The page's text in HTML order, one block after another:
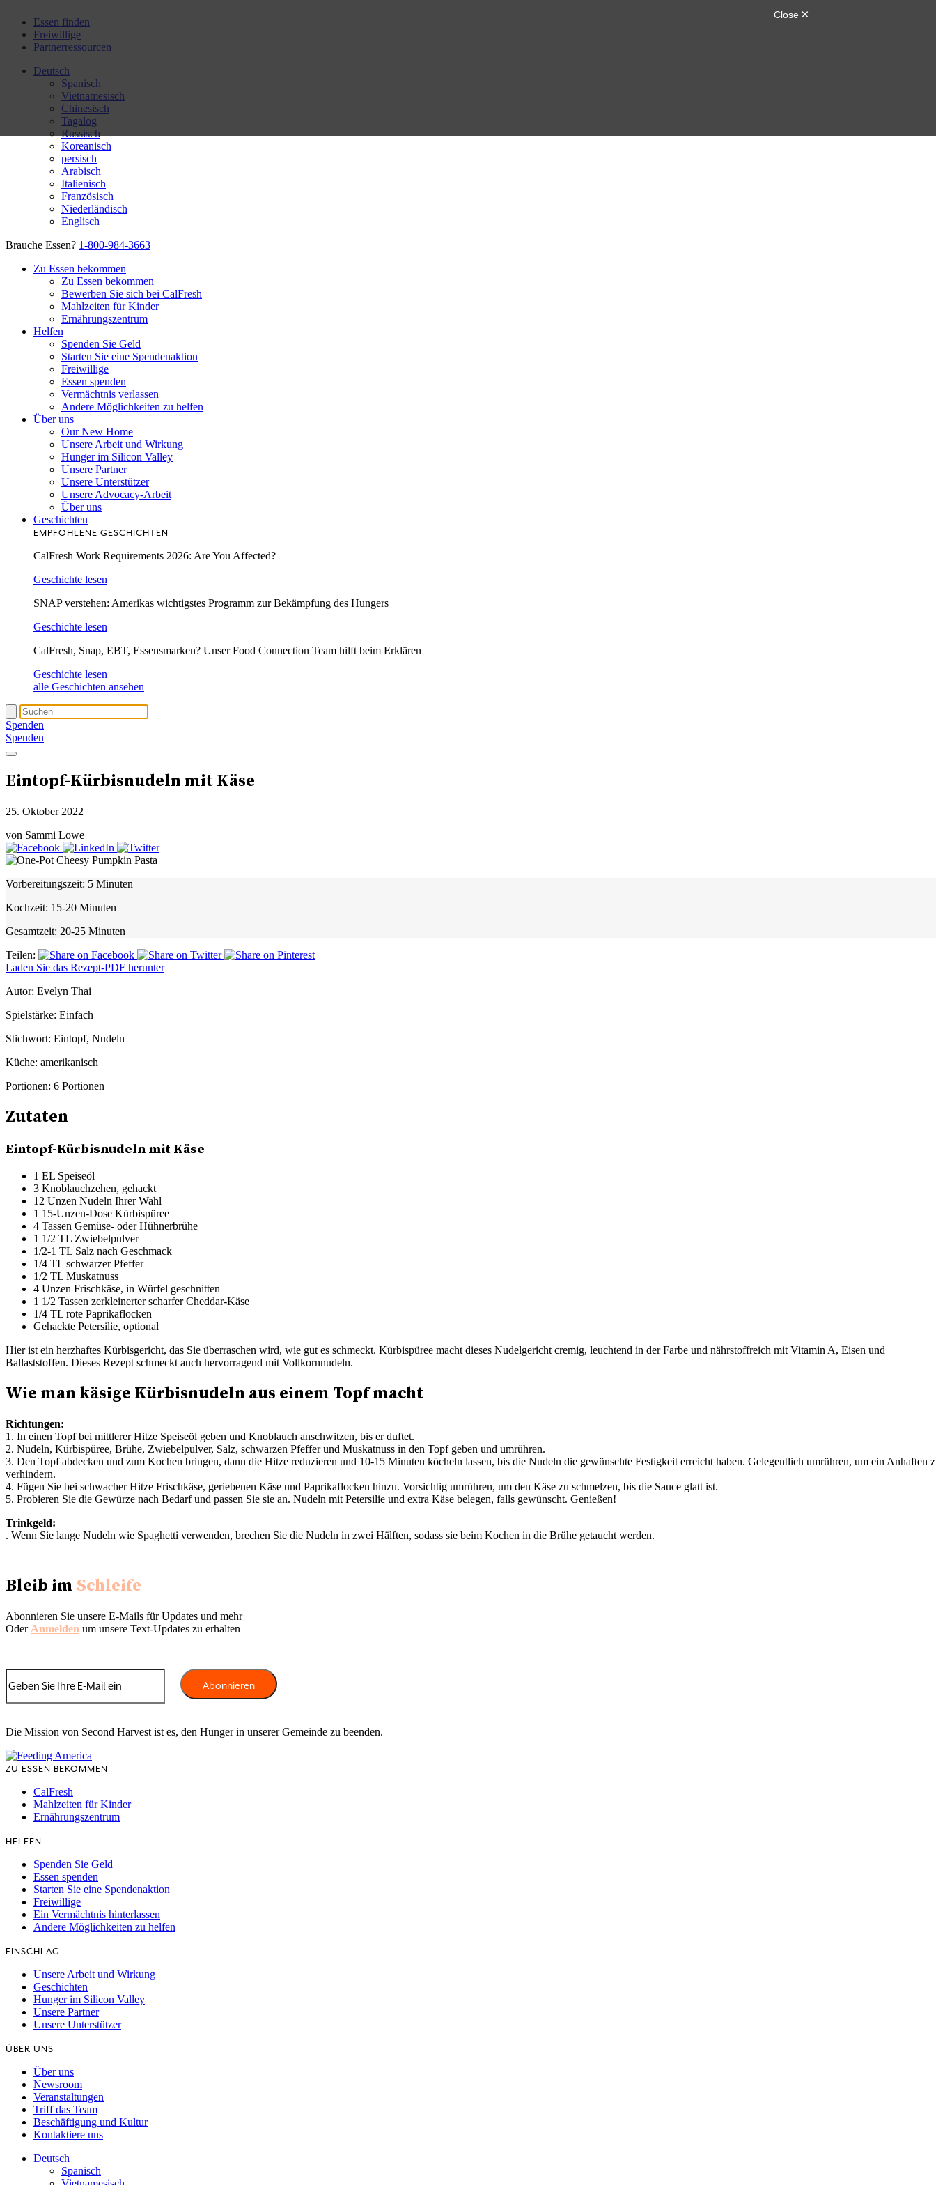
Essen finden
Freiwillige
Partnerressourcen
Deutsch
Spanisch
Vietnamesisch
Chinesisch
Tagalog
Russisch
Koreanisch
persisch
Arabisch
Italienisch
Französisch
Niederländisch
Englisch
Brauche Essen? 1-800-984-3663
Zu Essen bekommen
Zu Essen bekommen
Bewerben Sie sich bei CalFresh
Mahlzeiten für Kinder
Ernährungszentrum
Helfen
Spenden Sie Geld
Starten Sie eine Spendenaktion
Freiwillige
Essen spenden
Vermächtnis verlassen
Andere Möglichkeiten zu helfen
Über uns
Our New Home
Unsere Arbeit und Wirkung
Hunger im Silicon Valley
Unsere Partner
Unsere Unterstützer
Unsere Advocacy-Arbeit
Über uns
Geschichten
EMPFOHLENE GESCHICHTEN
CalFresh Work Requirements 2026: Are You Affected?
Geschichte lesen
SNAP verstehen: Amerikas wichtigstes Programm zur Bekämpfung des Hungers
Geschichte lesen
CalFresh, Snap, EBT, Essensmarken? Unser Food Connection Team hilft beim Erklären
Geschichte lesen
alle Geschichten ansehen
Spenden
Spenden
Eintopf-Kürbisnudeln mit Käse
25. Oktober 2022
von Sammi Lowe
Vorbereitungszeit: 5 Minuten
Kochzeit: 15-20 Minuten
Gesamtzeit: 20-25 Minuten
Teilen:
Laden Sie das Rezept-PDF herunter
Autor: Evelyn Thai
Spielstärke: Einfach
Stichwort: Eintopf, Nudeln
Küche: amerikanisch
Portionen: 6 Portionen
Zutaten
Eintopf-Kürbisnudeln mit Käse
1 EL Speiseöl
3 Knoblauchzehen, gehackt
12 Unzen Nudeln Ihrer Wahl
1 15-Unzen-Dose Kürbispüree
4 Tassen Gemüse- oder Hühnerbrühe
1 1/2 TL Zwiebelpulver
1/2-1 TL Salz nach Geschmack
1/4 TL schwarzer Pfeffer
1/2 TL Muskatnuss
4 Unzen Frischkäse, in Würfel geschnitten
1 1/2 Tassen zerkleinerter scharfer Cheddar-Käse
1/4 TL rote Paprikaflocken
Gehackte Petersilie, optional
Hier ist ein herzhaftes Kürbisgericht, das Sie überraschen wird, wie gut es schmeckt. Kürbispüree macht dieses Nudelgericht cremig, leuchtend in der Farbe und nährstoffreich mit Vitamin A, Eisen und
Ballaststoffen. Dieses Rezept schmeckt auch hervorragend mit Vollkornnudeln.
Wie man käsige Kürbisnudeln aus einem Topf macht
Richtungen:
1. In einen Topf bei mittlerer Hitze Speiseöl geben und Knoblauch anschwitzen, bis er duftet.
2. Nudeln, Kürbispüree, Brühe, Zwiebelpulver, Salz, schwarzen Pfeffer und Muskatnuss in den Topf geben und umrühren.
3. Den Topf abdecken und zum Kochen bringen, dann die Hitze reduzieren und 10-15 Minuten köcheln lassen, bis die Nudeln die gewünschte Festigkeit erreicht haben. Gelegentlich umrühren, um ein Anhaften
verhindern.
4. Fügen Sie bei schwacher Hitze Frischkäse, geriebenen Käse und Paprikaflocken hinzu. Vorsichtig umrühren, um den Käse zu schmelzen, bis die Sauce glatt ist.
5. Probieren Sie die Gewürze nach Bedarf und passen Sie sie an. Nudeln mit Petersilie und extra Käse belegen, falls gewünscht. Genießen!
Trinkgeld:
. Wenn Sie lange Nudeln wie Spaghetti verwenden, brechen Sie die Nudeln in zwei Hälften, sodass sie beim Kochen in die Brühe getaucht werden.
Bleib im Schleife
Abonnieren Sie unsere E-Mails für Updates und mehr
Oder Anmelden um unsere Text-Updates zu erhalten
Die Mission von Second Harvest ist es, den Hunger in unserer Gemeinde zu beenden.
ZU ESSEN BEKOMMEN
CalFresh
Mahlzeiten für Kinder
Ernährungszentrum
HELFEN
Spenden Sie Geld
Essen spenden
Starten Sie eine Spendenaktion
Freiwillige
Ein Vermächtnis hinterlassen
Andere Möglichkeiten zu helfen
EINSCHLAG
Unsere Arbeit und Wirkung
Geschichten
Hunger im Silicon Valley
Unsere Partner
Unsere Unterstützer
ÜBER UNS
Über uns
Newsroom
Veranstaltungen
Triff das Team
Beschäftigung und Kultur
Kontaktiere uns
Deutsch
Spanisch